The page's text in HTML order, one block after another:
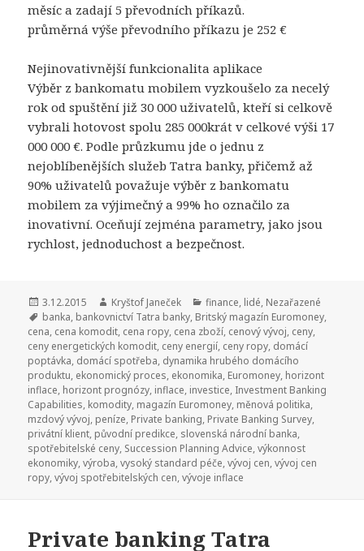
měsíc a zadají 5 převodních příkazů.
průměrná výše převodního příkazu je 252 €
Nejinovativnější funkcionalita aplikace
Výběr z bankomatu mobilem vyzkoušelo za necelý
rok od spuštění již 30 000 uživatelů, kteří si celkově
vybrali hotovost spolu 285 000krát v celkové výši 17
000 000 €. Podle průzkumu jde o jednu z
nejoblíbenějších služeb Tatra banky, přičemž až
90% uživatelů považuje výběr z bankomatu
mobilem za výjimečný a 99% ho označilo za
inovativní. Oceňují zejména parametry, jako jsou
rychlost, jednoduchost a bezpečnost.
Publikováno:
3.12.2015 Autor:
Kryštof Janeček Rubriky:
finance, lidé, Nezařazené
Štítky:
banka, bankovnictví Tatra banky, Britský magazín Euromoney,
cena, cena komodit, cena ropy, cena zboží, cenový vývoj, ceny,
ceny energetických komodit, ceny energií, ceny ropy, domácí
poptávka, domácí spotřeba, dynamika hrubého domácího
produktu, ekonomický proces, ekonomika, Euromoney, horizont
inflace, horizont prognózy, inflace, investice, Investment Banking
Capabilities, komodity, magazín Euromoney, měnová politika,
mzdový vývoj, peníze, Private banking, Private Banking Survey,
privátní klient, původní predikce, slovenská národní banka,
spotřebitelské ceny, Succession Planning Advice,výkonnost
ekonomiky,výroba,vysoký standard péče,vývoj cen,vývoj cen
ropy,vývoj spotřebitelských cen,vývoje inflace
Private banking Tatra